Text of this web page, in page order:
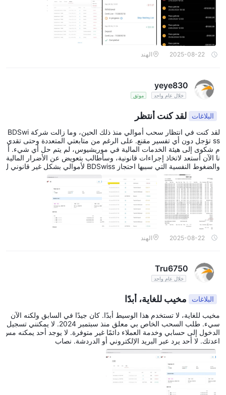
2025-08-22 الهند
yeye830
خلال عام واحد موثق
البلاغات لقد كنت أنتظر
لقد كنت في انتظار سحب أموالي منذ ذلك الحين، وما زالت شركة BDSwi
ss تؤجل دون أي تفسير مقنع. على الرغم من متابعتي المتعددة وحتى تقدي
م شكوى إلى هيئة الخدمات المالية في موريشيوس، لم يتم حل أي شيء. أ
نا الآن أستعد لاتخاذ إجراءات قانونية، وسأطالب بتعويض عن الأضرار المالية
والضغوط النفسية التي سببها احتجاز BDSwiss لأموالي بشكل غير قانوني ل
ما يقرب من شهرين. هذا السلوك غير مقبول من وسيط منظم. أنصح بشدة
الآخرين بتجنب BDSwiss حتى يثبتوا أنهم قادرون على معاملة العملاء بعدل
واحترافية.
2025-08-22 الهند
Tru6750
خلال عام واحد
البلاغات مخيب للغاية، أبدًا
مخيب للغاية، لا تستخدم هذا الوسيط أبدًا. كان جيدًا في السابق ولكنه الآن
سيء. طلب السحب الخاص بي معلق منذ سبتمبر 2024. لا يمكنني تسجيل
الدخول إلى حسابي وخدمة العملاء دائمًا غير متوفرة. لا يوجد أحد يمكنه مس
اعدتك. لا أحد يرد عبر البريد الإلكتروني أو الدردشة. نصاب